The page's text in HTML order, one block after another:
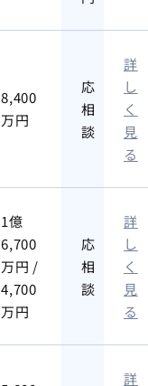
8,400
万円
応
相
談
詳
し
く
見
る
1億
6,700
万円 /
4,700
万円
応
相
談
詳
し
く
見
る
詳